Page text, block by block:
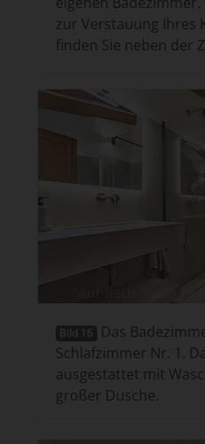
zur Verstauung Ihres
finden Sie neben der
Bild 16
Das
Schlafzimmer Nr. 1.
ausgestattet mit
großer Dusche.